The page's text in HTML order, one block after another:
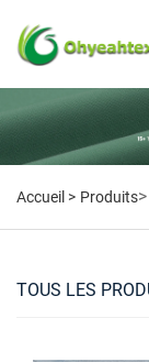
Accueil > Produits>
TOUS LES